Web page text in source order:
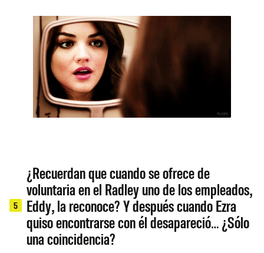
5
¿Recuerdan que cuando se ofrece de
voluntaria en el Radley uno de los empleados,
Eddy, la reconoce? Y después cuando Ezra
quiso encontrarse con él desapareció… ¿Sólo
una coincidencia?